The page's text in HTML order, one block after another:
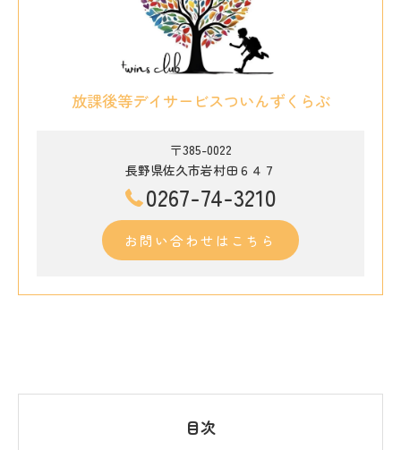
放課後等デイサービスついんずくらぶ
〒385-0022
長野県佐久市岩村田６４７
0267-74-3210
お問い合わせはこちら
目次